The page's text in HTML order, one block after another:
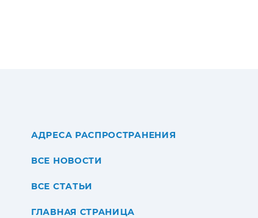
АДРЕСА РАСПРОСТРАНЕНИЯ
ВСЕ НОВОСТИ
ВСЕ СТАТЬИ
ГЛАВНАЯ СТРАНИЦА